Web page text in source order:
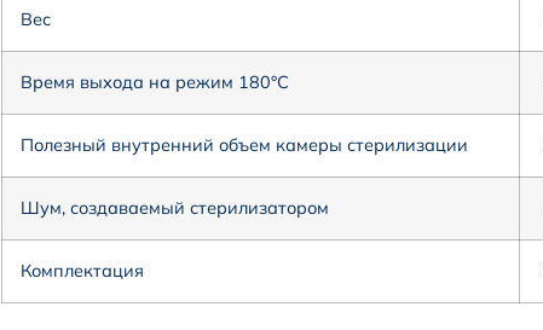
Вес
Время выхода на режим 180°С
Полезный внутренний объем камеры стерилизации
Шум, создаваемый стерилизатором
Комплектация